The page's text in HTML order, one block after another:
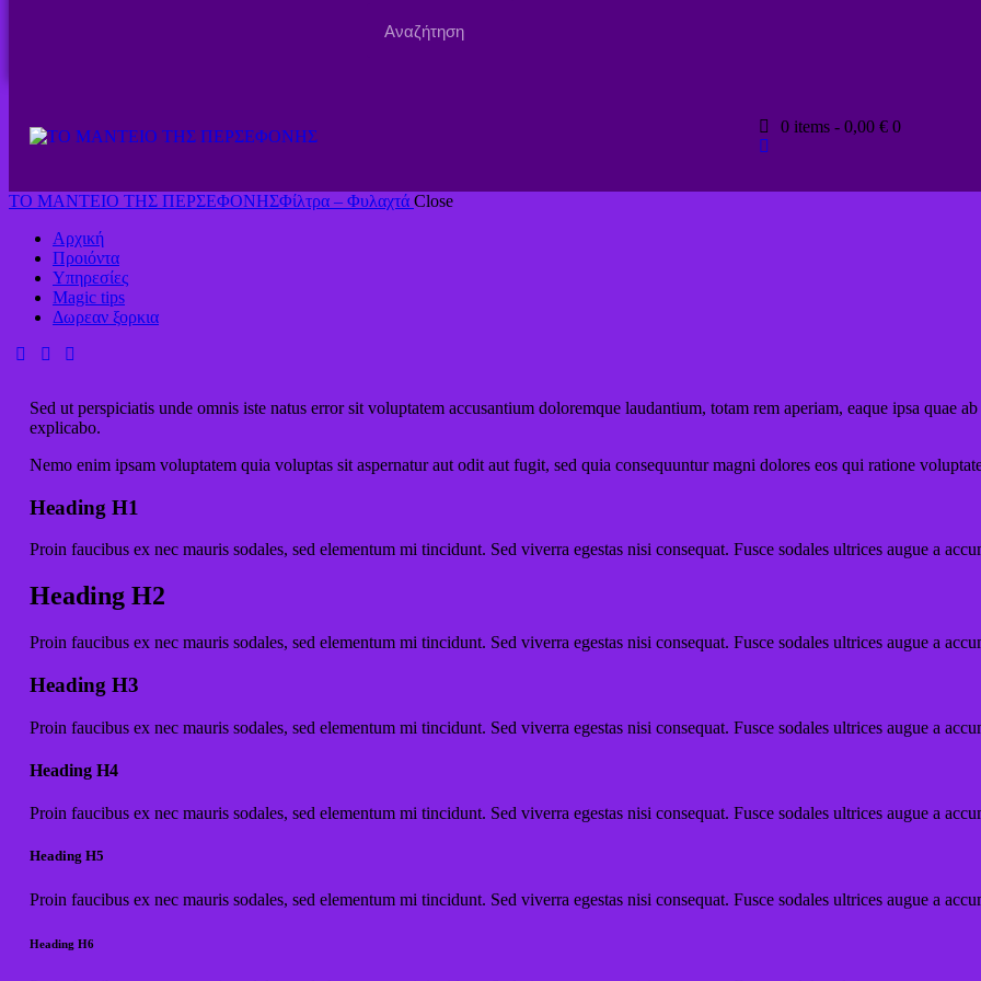
0 items -0,00 € 0
ΤΟ ΜΑΝΤΕΙΟ ΤΗΣ ΠΕΡΣΕΦΟΝΗΣΦίλτρα – Φυλαχτά Close
Αρχική
Προιόντα
Υπηρεσίες
Magic tips
Δωρεαν ξορκια
Sed ut perspiciatis unde omnis iste natus error sit voluptatem accusantium doloremque laudantium, totam rem aperiam, eaque ipsa quae
explicabo.
Nemo enim ipsam voluptatem quia voluptas sit aspernatur aut odit aut fugit, sed quia consequuntur magni dolores eos qui ratione
Heading H1
Proin faucibus ex nec mauris sodales, sed elementum mi tincidunt. Sed viverra egestas nisi consequat. Fusce sodales ultrices augue a
Heading H2
Proin faucibus ex nec mauris sodales, sed elementum mi tincidunt. Sed viverra egestas nisi consequat. Fusce sodales ultrices augue a
Heading H3
Proin faucibus ex nec mauris sodales, sed elementum mi tincidunt. Sed viverra egestas nisi consequat. Fusce sodales ultrices augue a
Heading H4
Proin faucibus ex nec mauris sodales, sed elementum mi tincidunt. Sed viverra egestas nisi consequat. Fusce sodales ultrices augue a
Heading H5
Proin faucibus ex nec mauris sodales, sed elementum mi tincidunt. Sed viverra egestas nisi consequat. Fusce sodales ultrices augue a
Heading H6